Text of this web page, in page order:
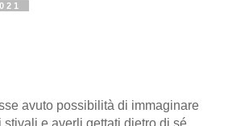
avuto possibilità di immaginare
stivali e averli gettati dietro di sé,